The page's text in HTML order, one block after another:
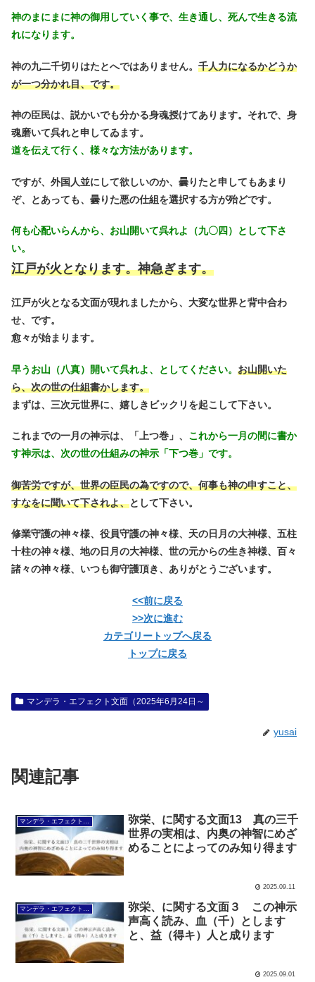
神のまにまに神の御用していく事で、生き通し、死んで生きる流
れになります。
神の九二千切りはたとへではありません。 千人力になるかどうか
が一つ分かれ目、です。
神の臣民は、説かいでも分かる身魂授けてあります。それで、身
魂磨いて呉れと申してゐます。
道を伝えて行く、様々な方法があります。
ですが、外国人並にして欲しいのか、曇りたと申してもあまり
ぞ、とあっても、曇りた悪の仕組を選択する方が殆どです。
何も心配いらんから、お山開いて呉れよ（九〇四）として下さ
い。
江戸が火となります。神急ぎます。
江戸が火となる文面が現れましたから、大変な世界と背中合わ
せ、です。
愈々が始まります。
早うお山（八真）開いて呉れよ、としてください。 お山開いた
ら、次の世の仕組書かします。
まずは、三次元世界に、嬉しきビックリを起こして下さい。
これまでの一月の神示は、「上つ巻」、 これから一月の間に書か
す神示は、次の世の仕組みの神示「下つ巻」です。
御苦労ですが、世界の臣民の為ですので、何事も神の申すこと、
すなをに聞いて下されよ、として下さい。
修業守護の神々様、役員守護の神々様、天の日月の大神様、五柱
十柱の神々様、地の日月の大神様、世の元からの生き神様、百々
諸々の神々様、いつも御守護頂き、ありがとうございます。
<<前に戻る
>>次に進む
カテゴリートップへ戻る
トップに戻る
マンデラ・エフェクト文面（2025年6月24日～
yusai
関連記事
マンデラ・エフェクト文面（2025年6月24日～
弥栄、に関する文面13 真の三千
世界の実相は、内奥の神智にめざ
めることによってのみ知り得ます
2025.09.11
弥栄、に関する文面３ この神示
声高く読み、血（千）とします
と、益（得キ）人と成ります
2025.09.01